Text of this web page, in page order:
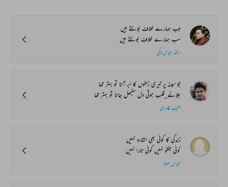
جب ہمارے خلاف بولتے ہیں
سب ہمارے خلاف بولتے ہیں
ارشد عباس ذکی
جو سینہ پر تیری زلفوں کا ابر آتا تو بہتر تھا
جلائے‌_قلب ہوتی دل سنبھل جاتا تو بہتر تھا
اطیب قادری
زندگی کا کوئی بھی اشارہ نہیں
کوئی جگنو نہیں کوئی تارا نہیں
عباس ممتاز